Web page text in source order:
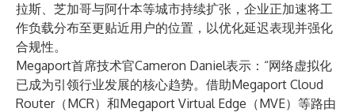
拉斯、芝加哥与阿什本等城市持续扩张，企业正加速将工
作负载分布至更贴近用户的位置，以优化延迟表现并强化
合规性。
Megaport首席技术官Cameron Daniel表示：“网络虚拟化
已成为引领行业发展的核心趋势。借助Megaport Cloud
Router（MCR）和Megaport Virtual Edge（MVE）等路由